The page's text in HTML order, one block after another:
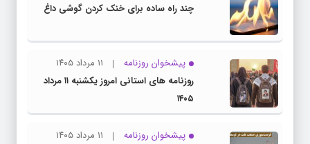
چند راه‌ ساده برای خنک کردن گوشی داغ
پیشخوان روزنامه
۱۱ مرداد ۱۴۰۵
روزنامه های استانی امروز یکشنبه ۱۱ مرداد
۱۴۰۵
پیشخوان روزنامه
۱۱ مرداد ۱۴۰۵